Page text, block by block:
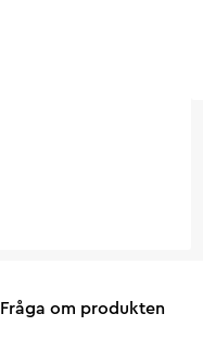
Fråga om produkten